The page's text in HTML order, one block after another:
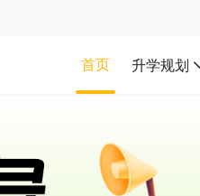
首页 升学规划